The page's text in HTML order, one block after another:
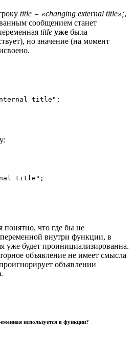
title = «changing external title»;,
сообщением станет
title уже была
но значение (на момент
понятно, что где бы не
внутри функции, в
уже будет проинициализированна.
объявление не имеет смысла
объявлении
используется в функции?